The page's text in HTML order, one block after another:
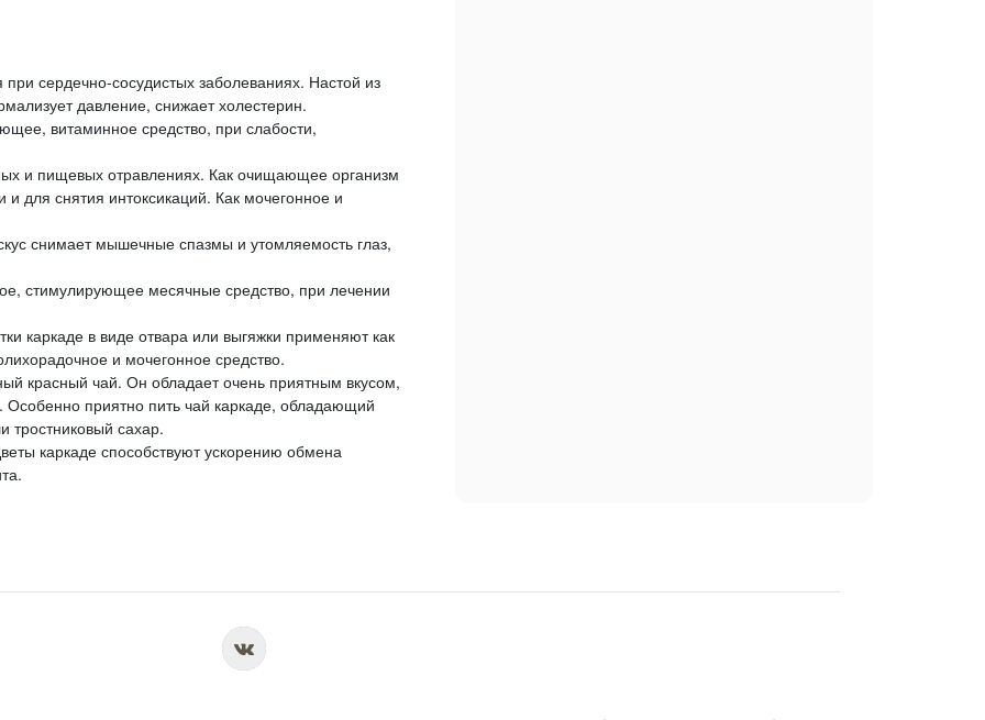
сердечно-сосудистых заболеваниях. Настой из
давление, снижает холестерин.
витаминное средство, при слабости,
и пищевых отравлениях. Как очищающее организм
для снятия интоксикаций. Как мочегонное и
снимает мышечные спазмы и утомляемость глаз,
стимулирующее месячные средство, при лечении
каркаде в виде отвара или выгяжки применяют как
и мочегонное средство.
красный чай. Он обладает очень приятным вкусом,
приятно пить чай каркаде, обладающий
тростниковый сахар.
каркаде способствуют ускорению обмена